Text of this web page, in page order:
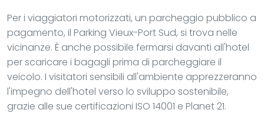
Per i viaggiatori motorizzati, un parcheggio pubblico a
pagamento, il Parking Vieux-Port Sud, si trova nelle
vicinanze. È anche possibile fermarsi davanti all'hotel
per scaricare i bagagli prima di parcheggiare il
veicolo. I visitatori sensibili all'ambiente apprezzeranno
l'impegno dell'hotel verso lo sviluppo sostenibile,
grazie alle sue certificazioni ISO 14001 e Planet 21.